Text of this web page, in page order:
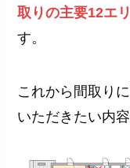
取りの主要12エリ
す。
これから間取り
いただきたい内容